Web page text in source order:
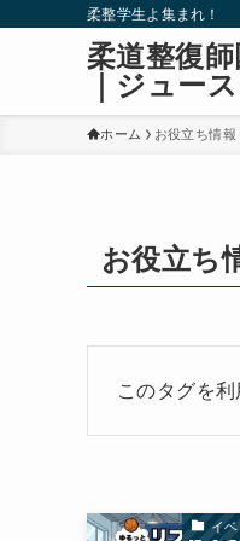
柔整学生よ集まれ！
柔道整復
｜ジュー
ホーム お役立ち情報
お役立ち
このタグを
イ